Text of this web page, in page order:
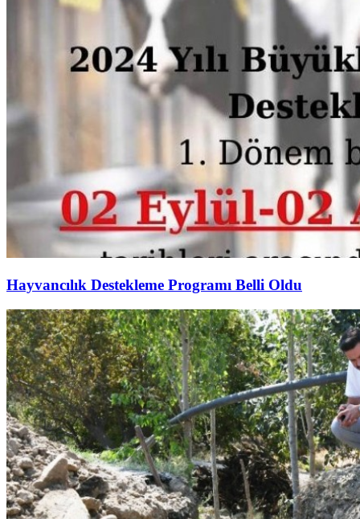
Hayvancılık Destekleme Programı Belli Oldu